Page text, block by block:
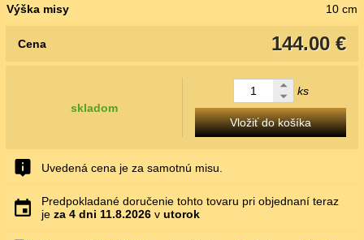
Výška misy
10 cm
144.00 €
Cena
skladom
ks
Vložiť do košíka
Uvedená cena je za samotnú misu.
Predpokladané doručenie tohto tovaru pri objednaní teraz
je za 4 dni 11.8.2026 v utorok